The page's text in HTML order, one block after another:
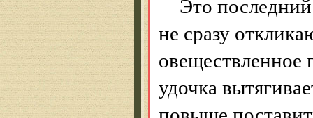
не сразу
удочка